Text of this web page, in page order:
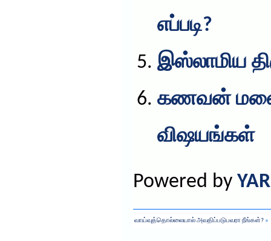
எப்படி?
இஸ்லாமிய
கணவன்
விஷயங்கள்
Powered by
வாய்வுத்தொல்லையால் அவதிப்படுபவரா நீங்கள்? »